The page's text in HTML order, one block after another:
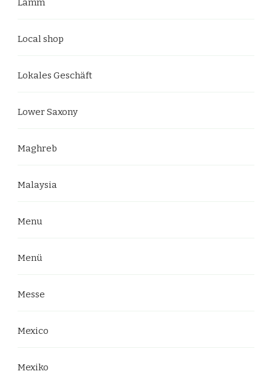
Lamm
Local shop
Lokales Geschäft
Lower Saxony
Maghreb
Malaysia
Menu
Menü
Messe
Mexico
Mexiko